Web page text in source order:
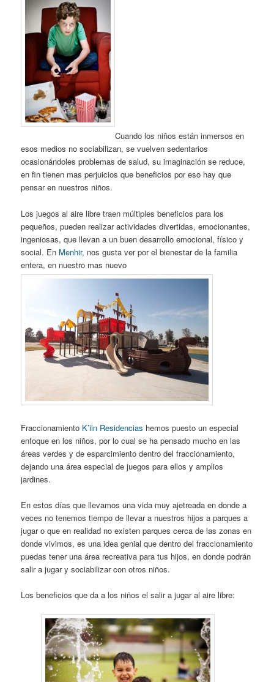
Cuando los niños están inmersos en
esos medios no sociabilizan, se vuelven sedentarios
ocasionándoles problemas de salud, su imaginación se reduce,
en fin tienen mas perjuicios que beneficios por eso hay que
pensar en nuestros niños.
Los juegos al aire libre traen múltiples beneficios para los
pequeños, pueden realizar actividades divertidas, emocionantes,
ingeniosas, que llevan a un buen desarrollo emocional, físico y
social. En Menhir, nos gusta ver por el bienestar de la familia
entera, en nuestro mas nuevo
Fraccionamiento K’iin Residencias hemos puesto un especial
enfoque en los niños, por lo cual se ha pensado mucho en las
áreas verdes y de esparcimiento dentro del fraccionamiento,
dejando una área especial de juegos para ellos y amplios
jardines.
En estos días que llevamos una vida muy ajetreada en donde a
veces no tenemos tiempo de llevar a nuestros hijos a parques a
jugar o que en realidad no existen parques cerca de las zonas en
donde vivimos, es una idea genial que dentro del fraccionamiento
puedas tener una área recreativa para tus hijos, en donde podrán
salir a jugar y sociabilizar con otros niños.
Los beneficios que da a los niños el salir a jugar al aire libre: